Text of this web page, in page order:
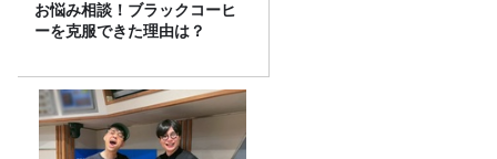
お悩み相談！ブラックコーヒ
ーを克服できた理由は？